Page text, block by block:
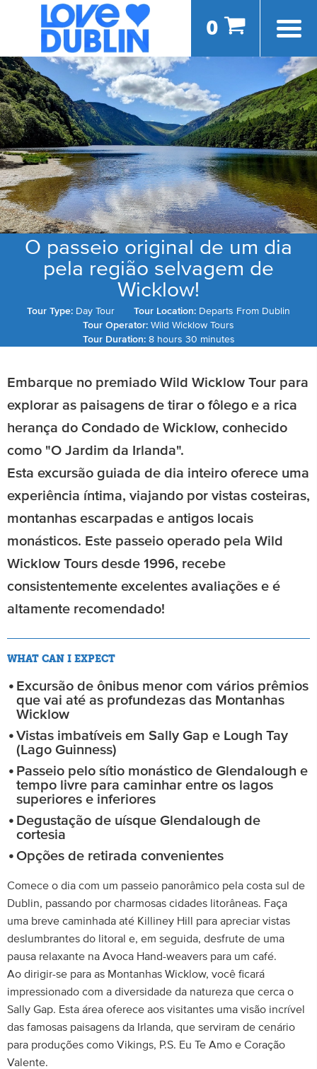
0
O passeio original de um dia
pela região selvagem de
Wicklow!
Tour Type: Day Tour Tour Location: Departs From Dublin
Tour Operator: Wild Wicklow Tours
Tour Duration: 8 hours 30 minutes
Embarque no premiado Wild Wicklow Tour para
explorar as paisagens de tirar o fôlego e a rica
herança do Condado de Wicklow, conhecido
como "O Jardim da Irlanda".
Esta excursão guiada de dia inteiro oferece uma
experiência íntima, viajando por vistas costeiras,
montanhas escarpadas e antigos locais
monásticos. Este passeio operado pela Wild
Wicklow Tours desde 1996, recebe
consistentemente excelentes avaliações e é
altamente recomendado!
WHAT CAN I EXPECT
Excursão de ônibus menor com vários prêmios
que vai até as profundezas das Montanhas
Wicklow
Vistas imbatíveis em Sally Gap e Lough Tay
(Lago Guinness)
Passeio pelo sítio monástico de Glendalough e
tempo livre para caminhar entre os lagos
superiores e inferiores
Degustação de uísque Glendalough de
cortesia
Opções de retirada convenientes
Comece o dia com um passeio panorâmico pela costa sul de
Dublin, passando por charmosas cidades litorâneas. Faça
uma breve caminhada até Killiney Hill para apreciar vistas
deslumbrantes do litoral e, em seguida, desfrute de uma
pausa relaxante na Avoca Hand-weavers para um café.
Ao dirigir-se para as Montanhas Wicklow, você ficará
impressionado com a diversidade da natureza que cerca o
Sally Gap. Esta área oferece aos visitantes uma visão incrível
das famosas paisagens da Irlanda, que serviram de cenário
para produções como Vikings, P.S. Eu Te Amo e Coração
Valente.